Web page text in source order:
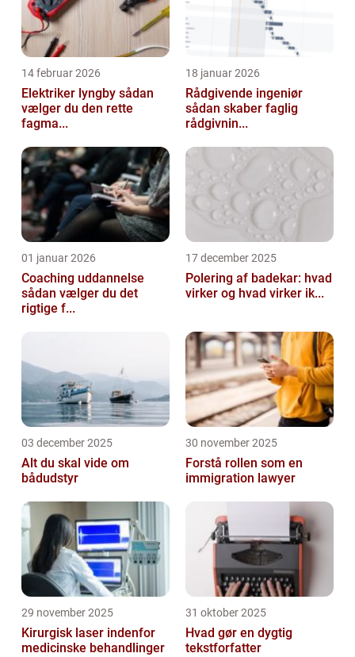
14 februar 2026
Elektriker lyngby sådan
vælger du den rette
fagma...
18 januar 2026
Rådgivende ingeniør
sådan skaber faglig
rådgivnin...
01 januar 2026
Coaching uddannelse
sådan vælger du det
rigtige f...
17 december 2025
Polering af badekar: hvad
virker og hvad virker ik...
03 december 2025
Alt du skal vide om
bådudstyr
30 november 2025
Forstå rollen som en
immigration lawyer
29 november 2025
Kirurgisk laser indenfor
medicinske behandlinger
31 oktober 2025
Hvad gør en dygtig
tekstforfatter